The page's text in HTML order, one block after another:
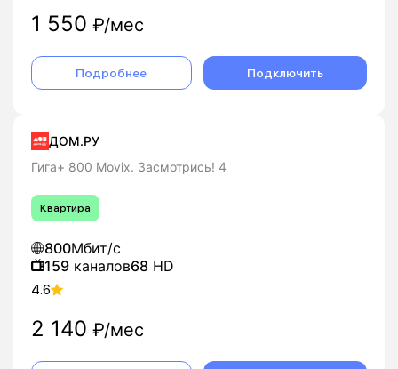
1 550 ₽/мес
Подробнее Подключить
ДОМ.РУ
Гига+ 800 Movix. Засмотрись! 4
Квартира
800Мбит/с
159 каналов68 HD
4.6
2 140 ₽/мес